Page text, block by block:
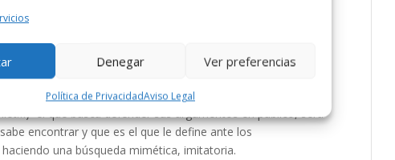
Denegar Ver preferencias
Política de PrivacidadAviso Legal
ya habiendo alcanzado un nivel
actuar ante otros sino que tengan un despertar lleno de
de exposición verbal pública en cualquier idioma
así como el actor comulga y se alimenta de
el que busca defender sus argumentos en público, será
encontrar y que es el que le define ante los
una búsqueda mimética, imitatoria.